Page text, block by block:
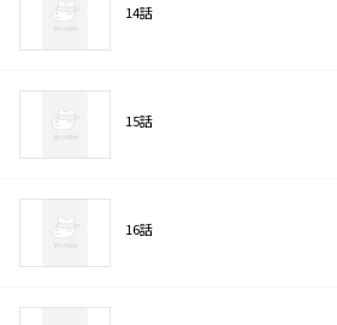
14話
15話
16話